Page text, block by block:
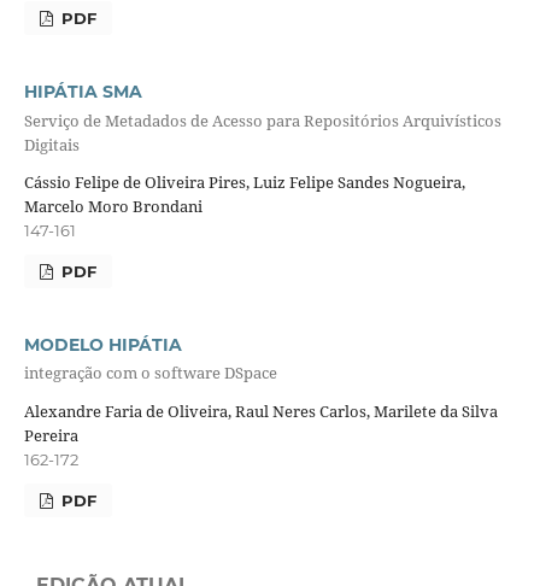
PDF
HIPÁTIA SMA
Serviço de Metadados de Acesso para Repositórios Arquivísticos
Digitais
Cássio Felipe de Oliveira Pires, Luiz Felipe Sandes Nogueira,
Marcelo Moro Brondani
147-161
PDF
MODELO HIPÁTIA
integração com o software DSpace
Alexandre Faria de Oliveira, Raul Neres Carlos, Marilete da Silva
Pereira
162-172
PDF